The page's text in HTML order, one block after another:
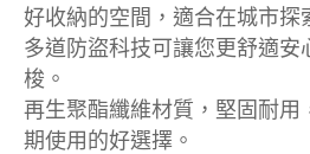
好收納的空間，適合在城市探
多道防盜科技可讓您更舒適安
梭。
再生聚酯纖維材質，堅固耐用
期使用的好選擇。